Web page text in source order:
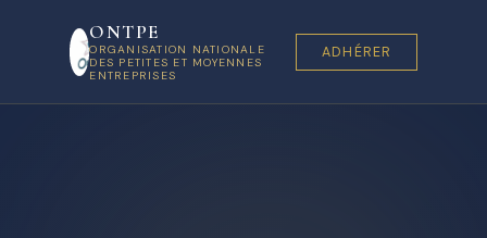
ONTPE
ORGANISATION NATIONALE
DES PETITES ET MOYENNES
ENTREPRISES
ADHÉRER